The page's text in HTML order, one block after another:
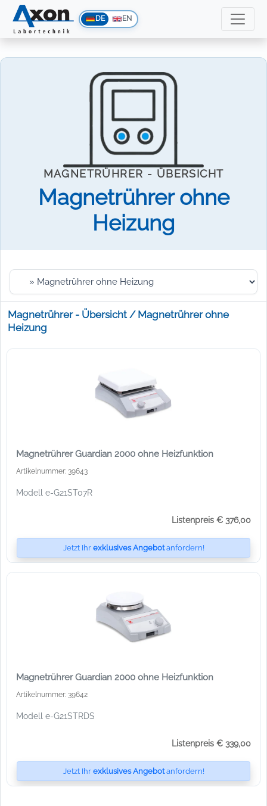
DE EN
MAGNETRÜHRER - ÜBERSICHT
Magnetrührer ohne
Heizung
Magnetrührer - Übersicht / Magnetrührer ohne
Heizung
Magnetrührer Guardian 2000 ohne Heizfunktion
Artikelnummer: 39643
Modell e-G21ST07R
Listenpreis € 376,00
Jetzt Ihr exklusives Angebotanfordern!
Magnetrührer Guardian 2000 ohne Heizfunktion
Artikelnummer: 39642
Modell e-G21STRDS
Listenpreis € 339,00
Jetzt Ihr exklusives Angebotanfordern!